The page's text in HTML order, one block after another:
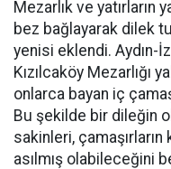
Mezarlık ve yatırların
bez bağlayarak dilek
yenisi eklendi. Aydın-
Kızılcaköy Mezarlığı
onlarca bayan iç
Bu şekilde bir dileğin
sakinleri,
asılmış olabileceğini